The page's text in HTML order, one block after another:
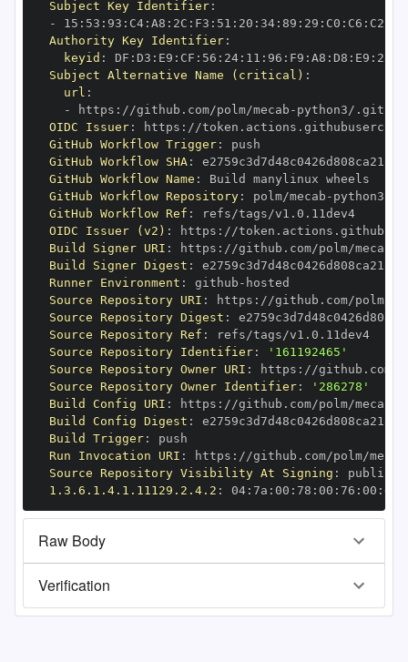
Subject Key Identifier:
-
15 : 53 : 93 : C4: A8 : 2C : F3 : 51 : 20 : 34: 89 : 29 : C0 : C6 : C2
Authority Key Identifier:
keyid : DF : D3 : E9 : CF : 56 : 24: 11 : 96 : F9 : A8 : D8 : E9 : 28
Subject Alternative Name (critical) :
url :
-
https : //github.com/polm/mecab -
OIDC Issuer: https :
GitHub Workflow Trigger:
GitHub Workflow SHA:
GitHub Workflow Name :
GitHub Workflow Repository: polm/mecab -
GitHub Workflow Ref :
refs/tags/v1.0.11dev4
OIDC Issuer (v2) : https :
Build Signer URI : https : //github.com/polm/mecab
Build Signer Digest :
Runner Environment : github -
Source Repository URI : https : //github.com/polm/
Source Repository Digest :
Source Repository Ref :
refs/tags/v1.0.11dev4
Source Repository Identifier:
'161192465'
Source Repository Owner URI : https :
Source Repository Owner Identifier:
'286278'
Build Config URI : https : //github.com/polm/mecab
Build Config Digest :
Build Trigger:
Run Invocation URI : https : //github.com/polm/mecab
Source Repository Visibility At Signing :
1.3.6.1.4.1.11129.2.4.2 : 04: 7a : 00 : 78 : 00 : 76 : 00 : dd
Raw Body
Verification